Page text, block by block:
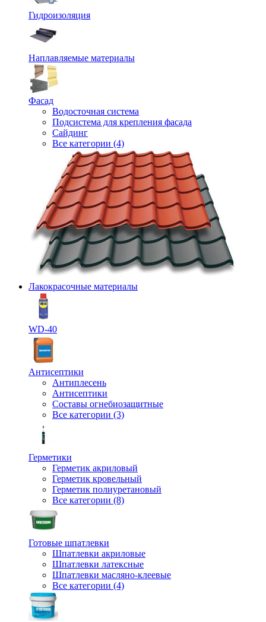
Гидроизоляция
Наплавляемые материалы
Фасад
Водосточная система
Подсистема для крепления фасада
Сайдинг
Все категории (4)
Лакокрасочные материалы
WD-40
Антисептики
Антиплесень
Антисептики
Составы огнебиозащитные
Все категории (3)
Герметики
Герметик акриловый
Герметик кровельный
Герметик полиуретановый
Все категории (8)
Готовые шпатлевки
Шпатлевки акриловые
Шпатлевки латексные
Шпатлевки масляно-клеевые
Все категории (4)